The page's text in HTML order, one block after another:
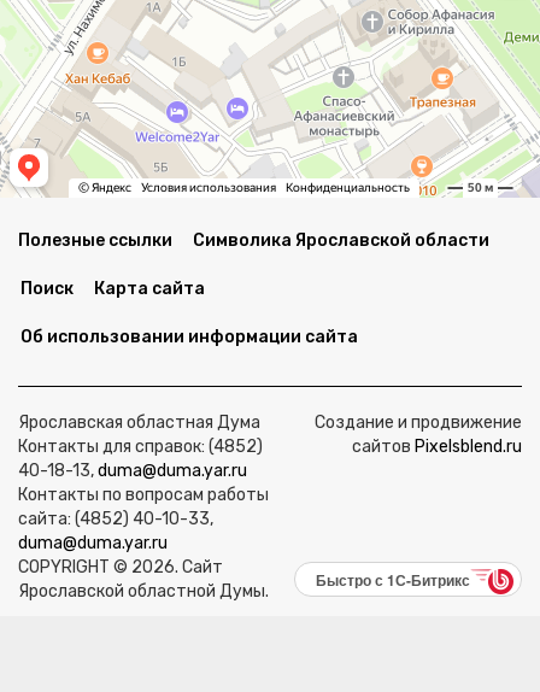
Полезные ссылки Символика Ярославской области
Поиск Карта сайта
Об использовании информации сайта
Ярославская областная Дума
Контакты для справок: (4852)
40-18-13,duma@duma.yar.ru
Контакты по вопросам работы
сайта: (4852) 40-10-33,
duma@duma.yar.ru
COPYRIGHT © 2026. Сайт
Ярославской областной Думы.
Создание и продвижение
сайтов Pixelsblend.ru
Быстро с 1С-Битрикс